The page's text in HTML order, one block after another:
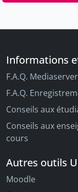
Informations
F.A.Q. Mediaserver
F.A.Q.
Conseils aux
Conseils aux
cours
Autres outils
Moodle